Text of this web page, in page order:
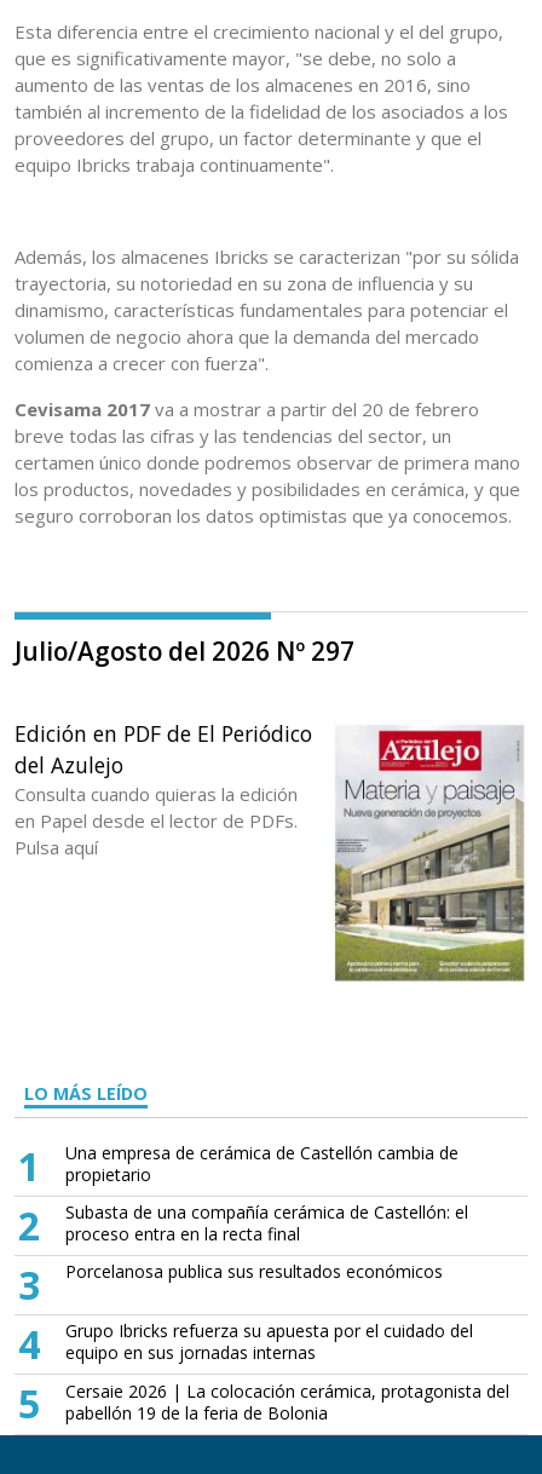
Esta diferencia entre el crecimiento nacional y el del grupo,
que es significativamente mayor, "se debe, no solo a
aumento de las ventas de los almacenes en 2016, sino
también al incremento de la fidelidad de los asociados a los
proveedores del grupo, un factor determinante y que el
equipo Ibricks trabaja continuamente".
Además, los almacenes Ibricks se caracterizan "por su sólida
trayectoria, su notoriedad en su zona de influencia y su
dinamismo, características fundamentales para potenciar el
volumen de negocio ahora que la demanda del mercado
comienza a crecer con fuerza".
Cevisama 2017 va a mostrar a partir del 20 de febrero
breve todas las cifras y las tendencias del sector, un
certamen único donde podremos observar de primera mano
los productos, novedades y posibilidades en cerámica, y que
seguro corroboran los datos optimistas que ya conocemos.
Julio/Agosto del 2026 Nº 297
Edición en PDF de El Periódico
del Azulejo
Consulta cuando quieras la edición
en Papel desde el lector de PDFs.
Pulsa aquí
LO MÁS LEÍDO
1
Una empresa de cerámica de Castellón cambia de
propietario
2
Subasta de una compañía cerámica de Castellón: el
proceso entra en la recta final
3 Porcelanosa publica sus resultados económicos
4
Grupo Ibricks refuerza su apuesta por el cuidado del
equipo en sus jornadas internas
5
Cersaie 2026 | La colocación cerámica, protagonista del
pabellón 19 de la feria de Bolonia